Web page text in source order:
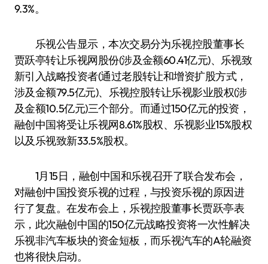
9.3%。
乐视公告显示，本次交易分为乐视控股董事长
贾跃亭转让乐视网股份(涉及金额60.41亿元)、乐视致
新引入战略投资者(通过老股转让和增资扩股方式，
涉及金额79.5亿元)、乐视控股转让乐视影业股权(涉
及金额10.5亿元)三个部分。而通过150亿元的投资，
融创中国将受让乐视网8.61%股权、乐视影业15%股权
以及乐视致新33.5%股权。
1月15日，融创中国和乐视召开了联合发布会，
对融创中国投资乐视的过程，与投资乐视的原因进
行了复盘。在发布会上，乐视控股董事长贾跃亭表
示，此次融创中国的150亿元战略投资将一次性解决
乐视非汽车板块的资金短板，而乐视汽车的A轮融资
也将很快启动。